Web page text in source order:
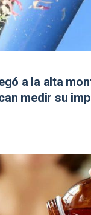
a la alta
medir su